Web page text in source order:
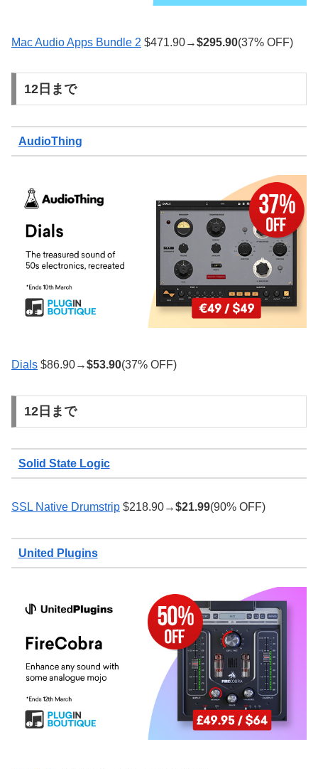
Mac Audio Apps Bundle 2 $471.90→$295.90(37% OFF)
12日まで
AudioThing
Dials $86.90→$53.90(37% OFF)
12日まで
Solid State Logic
SSL Native Drumstrip $218.90→$21.99(90% OFF)
United Plugins